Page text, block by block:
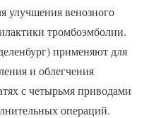
улучшения венозного
тромбоэмболии.
применяют для
и облегчения
с четырьмя приводами
операций.